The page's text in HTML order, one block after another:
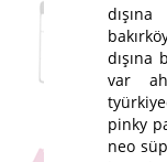
var
pinky
neo